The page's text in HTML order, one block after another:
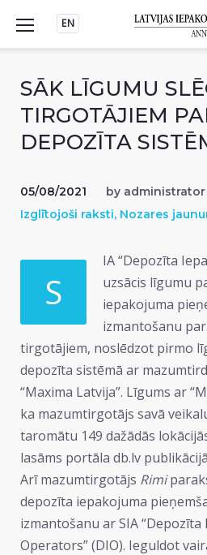
content
EN
SĀK LĪGUMU
TIRGOTĀJIEM
DEPOZĪTA
05/08/2021 by administrator
Izglītojoši raksti, Nozares
S
IA “Depozīta
uzsācis līgumu
iepakojuma
izmantošanu
tirgotājiem, noslēdzot pirmo
depozīta sistēmā ar
“Maxima Latvija”. Līgums ar
ka mazumtirgotājs savā
taromātu 149 dažādās
lasāms portāla db.lv publikācijā
Arī mazumtirgotājs Rimi
depozīta iepakojuma
izmantošanu ar SIA
Operators” (DIO). Ieguldot